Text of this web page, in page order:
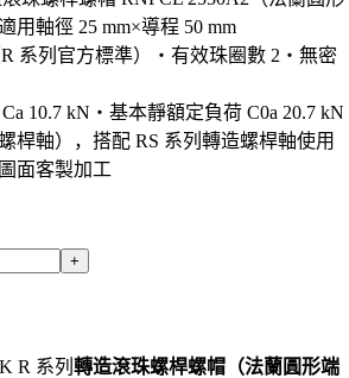
用軸徑 25 mm×導程 50 mm
系列官方標準）・有效珠圈數 2・無密
10.7 kN・基本靜額定負荷 C0a 20.7 kN
桿軸），搭配 RS 系列轉造螺桿軸使用
面客製加工
+
R 系列 轉造滾珠螺桿螺帽（法蘭圓形端